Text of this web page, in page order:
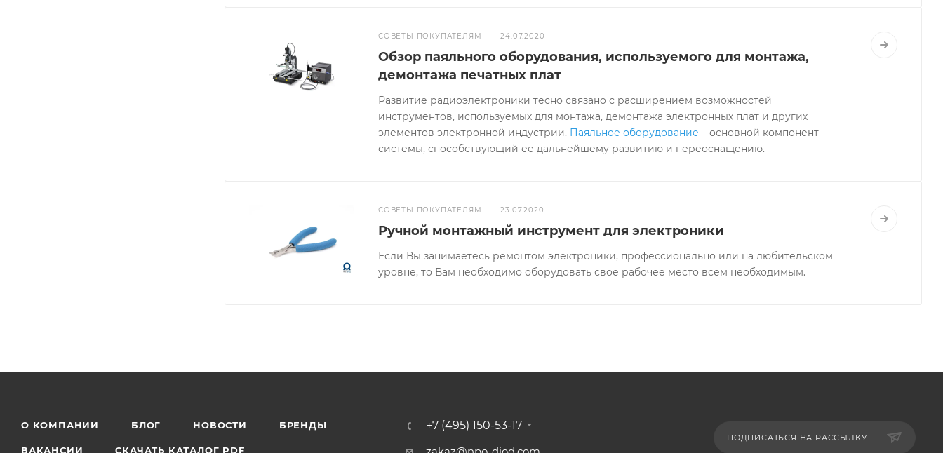
СОВЕТЫ ПОКУПАТЕЛЯМ — 24.07.2020
Обзор паяльного оборудования, используемого для монтажа,
демонтажа печатных плат
Развитие радиоэлектроники тесно связано с расширением возможностей
инструментов, используемых для монтажа, демонтажа электронных плат и других
элементов электронной индустрии. Паяльное оборудование – основной компонент
системы, способствующий ее дальнейшему развитию и переоснащению.
СОВЕТЫ ПОКУПАТЕЛЯМ — 23.07.2020
Ручной монтажный инструмент для электроники
Если Вы занимаетесь ремонтом электроники, профессионально или на любительском
уровне, то Вам необходимо оборудовать свое рабочее место всем необходимым.
О КОМПАНИИ БЛОГ НОВОСТИ БРЕНДЫ
ВАКАНСИИ СКАЧАТЬ КАТАЛОГ PDF
+7 (495) 150-53-17
ПОДПИСАТЬСЯ НА РАССЫЛКУ